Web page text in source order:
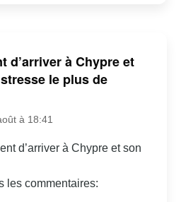
d’arriver à Chypre et
le plus de
à 18:41
d’arriver à Chypre et son
les commentaires: